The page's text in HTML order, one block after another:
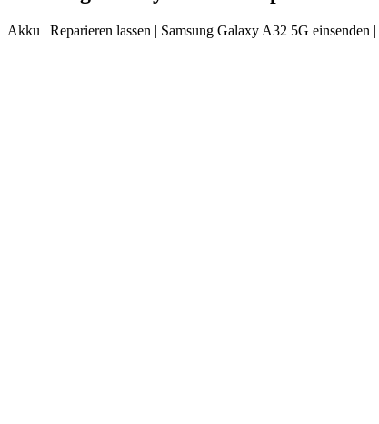
Akku | Reparieren lassen | Samsung Galaxy A32 5G einsenden |